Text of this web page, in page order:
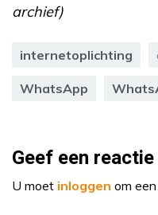
archief)
internetoplichting
WhatsApp
Geef een reactie
U moet inloggen om